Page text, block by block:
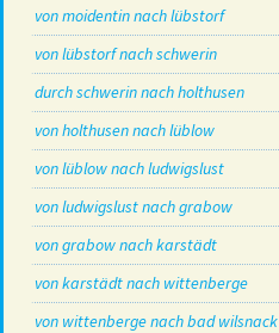
von moidentin nach lübstorf
von lübstorf nach schwerin
durch schwerin nach holthusen
von holthusen nach lüblow
von lüblow nach ludwigslust
von ludwigslust nach grabow
von grabow nach karstädt
von karstädt nach wittenberge
von wittenberge nach bad wilsnack